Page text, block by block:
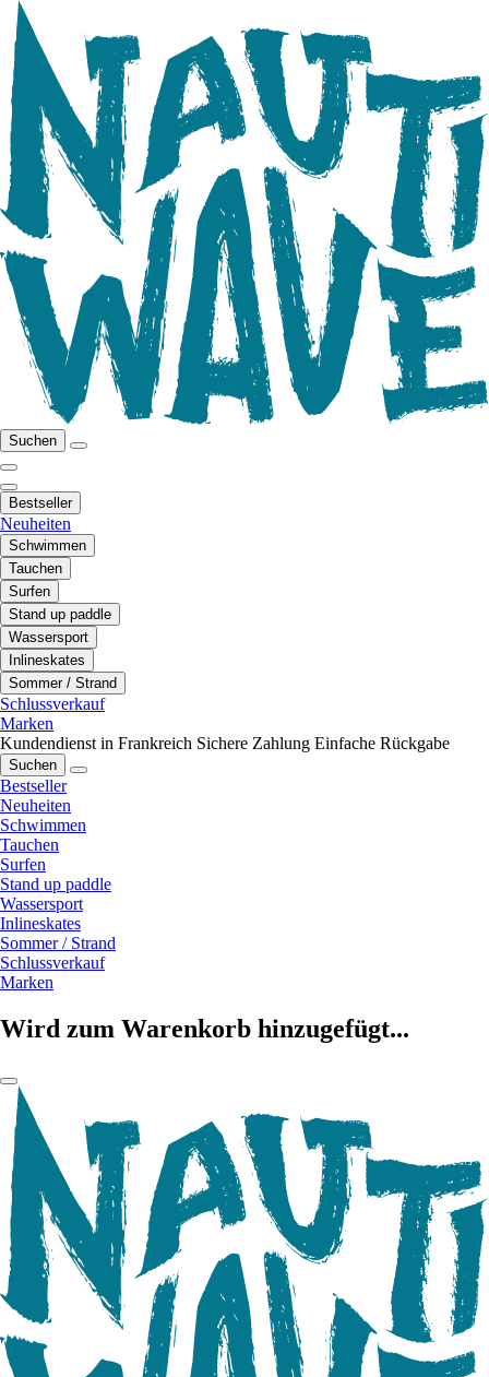
Suchen
Bestseller
Neuheiten
Schwimmen
Tauchen
Surfen
Stand up paddle
Wassersport
Inlineskates
Sommer / Strand
Schlussverkauf
Marken
Kundendienst in Frankreich Sichere Zahlung Einfache Rückgabe
Suchen
Bestseller
Neuheiten
Schwimmen
Tauchen
Surfen
Stand up paddle
Wassersport
Inlineskates
Sommer / Strand
Schlussverkauf
Marken
Wird zum Warenkorb hinzugefügt...